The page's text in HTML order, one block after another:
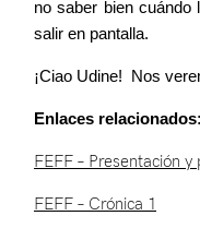
no saber bien cuándo
salir en pantalla.
¡Ciao Udine! Nos
Enlaces relacionados:
FEFF – Presentación y
FEFF – Crónica 1